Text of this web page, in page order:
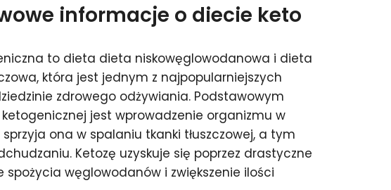
informacje o diecie keto
to dieta dieta niskowęglowodanowa i dieta
która jest jednym z najpopularniejszych
zdrowego odżywiania. Podstawowym
jest wprowadzenie organizmu w
sprzyja ona w spalaniu tkanki tłuszczowej, a tym
Ketozę uzyskuje się poprzez drastyczne
spożycia węglowodanów i zwiększenie ilości